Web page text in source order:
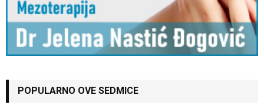
POPULARNO OVE SEDMICE